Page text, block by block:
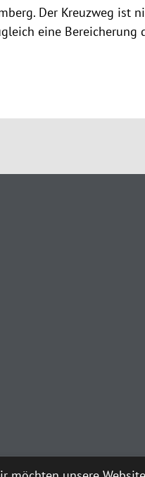
Der Kreuzweg ist
eine Bereicherung